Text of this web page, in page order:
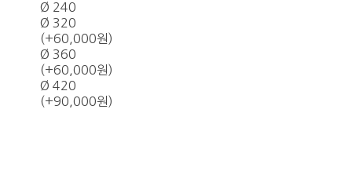
Ø 240
Ø 320
(+60,000원)
Ø 360
(+60,000원)
Ø 420
(+90,000원)